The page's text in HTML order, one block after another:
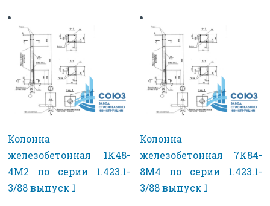
Колонна
железобетонная 1К48-
4М2 по серии 1.423.1-
3/88 выпуск 1
Колонна
железобетонная 7К84-
8М4 по серии 1.423.1-
3/88 выпуск 1